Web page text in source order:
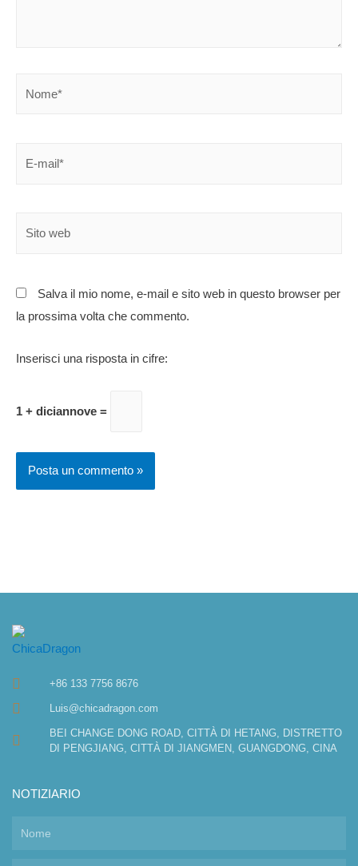
Salva il mio nome, e-mail e sito web in questo browser per
la prossima volta che commento.
Inserisci una risposta in cifre:
1 + diciannove =
+86 133 7756 8676
Luis@chicadragon.com
BEI CHANGE DONG ROAD, CITTÀ DI HETANG, DISTRETTO
DI PENGJIANG, CITTÀ DI JIANGMEN, GUANGDONG, CINA
NOTIZIARIO